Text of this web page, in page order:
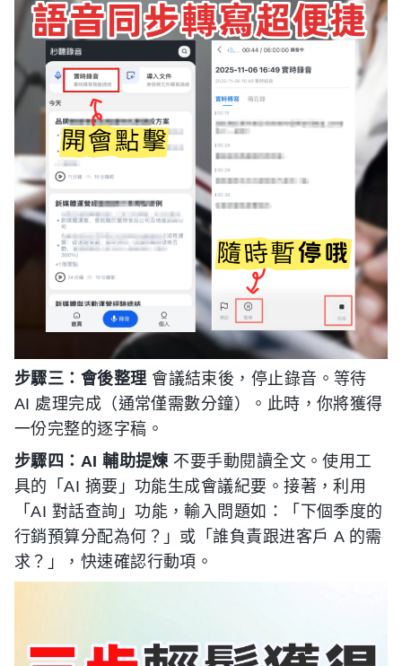
步驟三：會後整理會議結束後，停止錄音。等待
AI 處理完成（通常僅需數分鐘）。此時，你將獲得
一份完整的逐字稿。
步驟四：AI 輔助提煉不要手動閱讀全文。使用工
具的「AI 摘要」功能生成會議紀要。接著，利用
「AI 對話查詢」功能，輸入問題如：「下個季度的
行銷預算分配為何？」或「誰負責跟进客戶 A 的需
求？」，快速確認行動項。